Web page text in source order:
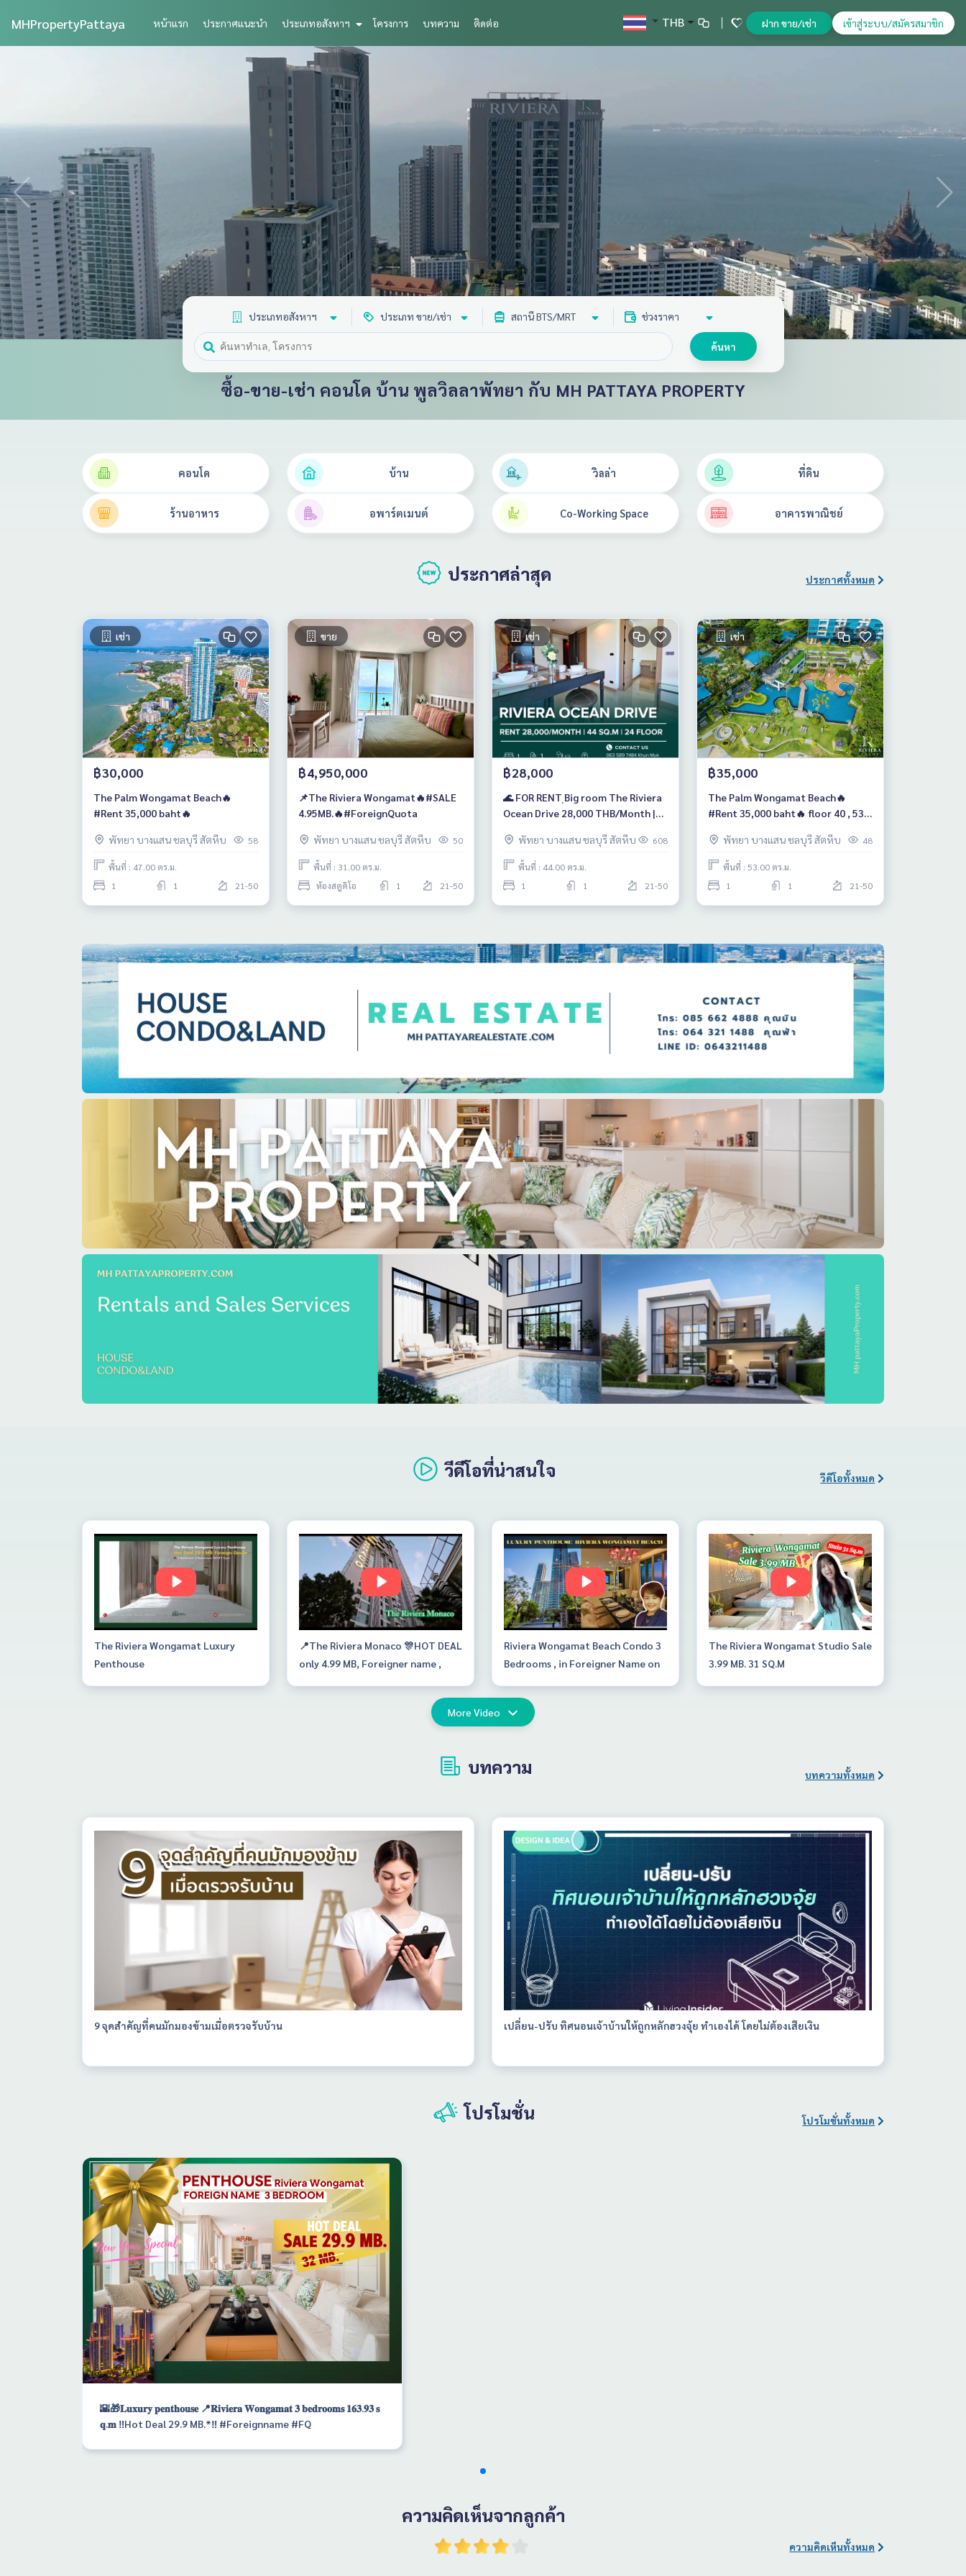
MHPropertyPattaya หน้าแรก ประกาศแนะนำ ประเภทอสังหาฯ โครงการ บทความ ติดต่อ THB ฝาก ขาย/เช่า เข้าสู่ระบบ/สมัครสมาชิก
ประเภทอสังหาฯ ประเภท ขาย/เช่า สถานี BTS/MRT ช่วงราคา
ค้นหา
ซื้อ-ขาย-เช่า คอนโด บ้าน พูลวิลลาพัทยา กับ MH PATTAYA PROPERTY
คอนโด บ้าน วิลล่า ที่ดิน
ร้านอาหาร อพาร์ตเมนต์ Co-Working Space อาคารพาณิชย์
ประกาศล่าสุด ประกาศทั้งหมด
เช่า
฿30,000
The Palm Wongamat Beach🔥
#Rent 35,000 baht🔥
พัทยา บางแสน ชลบุรี สัตหีบ 58
พื้นที่ : 47.00 ตร.ม.
1
1 21-50
ขาย
฿4,950,000
📌The Riviera Wongamat🔥#SALE
4.95MB.🔥#ForeignQuota
พัทยา บางแสน ชลบุรี สัตหีบ 50
พื้นที่ : 31.00 ตร.ม.
ห้องสตูดิโอ
1 21-50
เช่า
฿28,000
🌊 FOR RENT ฺBig room The Riviera
Ocean Drive 28,000 THB/Month |
พัทยา บางแสน ชลบุรี สัตหีบ
608
พื้นที่ : 44.00 ตร.ม.
1
1 21-50
เช่า
฿35,000
The Palm Wongamat Beach🔥
#Rent 35,000 baht🔥 floor 40 , 53
พัทยา บางแสน ชลบุรี สัตหีบ
48
พื้นที่ : 53.00 ตร.ม.
1
1 21-50
วีดีโอที่น่าสนใจ วีดีโอทั้งหมด
The Riviera Wongamat Luxury
Penthouse
📍The Riviera Monaco 🎊HOT DEAL
only 4.99 MB, Foreigner name ,
Riviera Wongamat Beach Condo 3
Bedrooms , in Foreigner Name on
The Riviera Wongamat Studio Sale
3.99 MB. 31 SQ.M
More Video
บทความ บทความทั้งหมด
9 จุดสำคัญที่คนมักมองข้ามเมื่อตรวจรับบ้าน เปลี่ยน-ปรับ ทิศนอนเจ้าบ้านให้ถูกหลักฮวงจุ้ย ทำเองได้ โดยไม่ต้องเสียเงิน
โปรโมชั่น โปรโมชั่นทั้งหมด
🌇🎁𝐋𝐮𝐱𝐮𝐫𝐲 𝐩𝐞𝐧𝐭𝐡𝐨𝐮𝐬𝐞 📍𝐑𝐢𝐯𝐢𝐞𝐫𝐚 𝐖𝐨𝐧𝐠𝐚𝐦𝐚𝐭 𝟑 𝐛𝐞𝐝𝐫𝐨𝐨𝐦𝐬 𝟏𝟔𝟑.𝟗𝟑 𝐬
𝐪.𝐦 ‼️Hot Deal 29.9 MB.*‼️ #Foreignname #FQ
ความคิดเห็นจากลูกค้า
ความคิดเห็นทั้งหมด